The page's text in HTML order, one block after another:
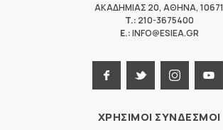
ΑΚΑΔΗΜΙΑΣ 20, ΑΘΗΝΑ, 10671
T.: 210-3675400
E.:INFO@ESIEA.GR
ΧΡΗΣΙΜΟΙ ΣΥΝΔΕΣΜΟΙ